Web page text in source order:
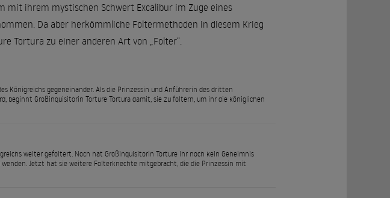
mit ihrem mystischen Schwert Excalibur im Zuge eines
Da aber herkömmliche Foltermethoden in diesem Krieg
Tortura zu einer anderen Art von „Folter“.
Königreichs gegeneinander. Als die Prinzessin und Anführerin des dritten
beginnt Großinquisitorin Torture Tortura damit, sie zu foltern, um ihr die königlichen
weiter gefoltert. Noch hat Großinquisitorin Torture ihr noch kein Geheimnis
Jetzt hat sie weitere Folterknechte mitgebracht, die die Prinzessin mit